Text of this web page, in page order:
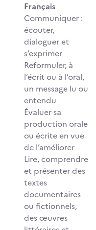
Français
Communiquer :
écouter,
dialoguer et
s’exprimer
Reformuler, à
l’écrit ou à l’oral,
un message lu ou
entendu
Évaluer sa
production orale
ou écrite en vue
de l’améliorer
Lire, comprendre
et présenter des
textes
documentaires
ou fictionnels,
des œuvres